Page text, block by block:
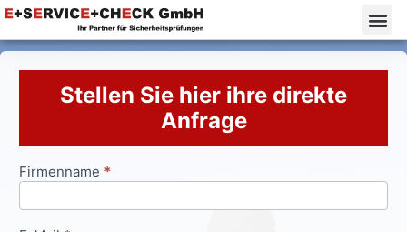
Stellen Sie hier ihre direkte
Anfrage
Anfrageformular
Firmenname *